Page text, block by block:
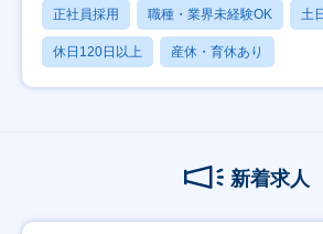
正社員採用 職種・業界未経験OK 土
休日120日以上 産休・育休あり
新着求人